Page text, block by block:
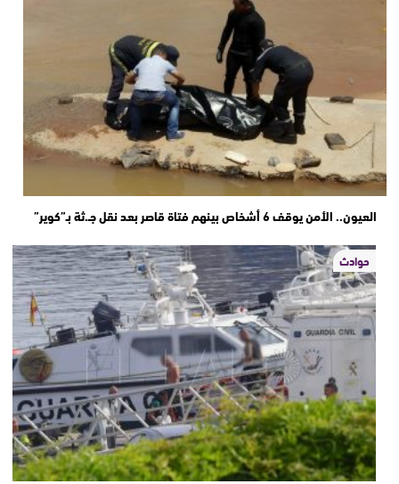
العيون.. الأمن يوقف 6 أشخاص بينهم فتاة قاصر بعد نقل جـ.ثة بـ”كوير”
حوادث